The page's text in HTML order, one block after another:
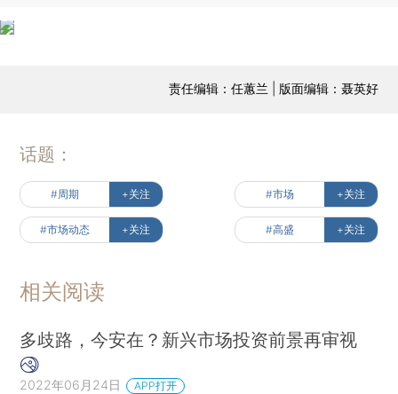
责任编辑：任蕙兰 | 版面编辑：聂英好
话题：
#周期 +关注 #市场 +关注
#市场动态 +关注 #高盛 +关注
相关阅读
多歧路，今安在？新兴市场投资前景再审视
2022年06月24日 APP打开